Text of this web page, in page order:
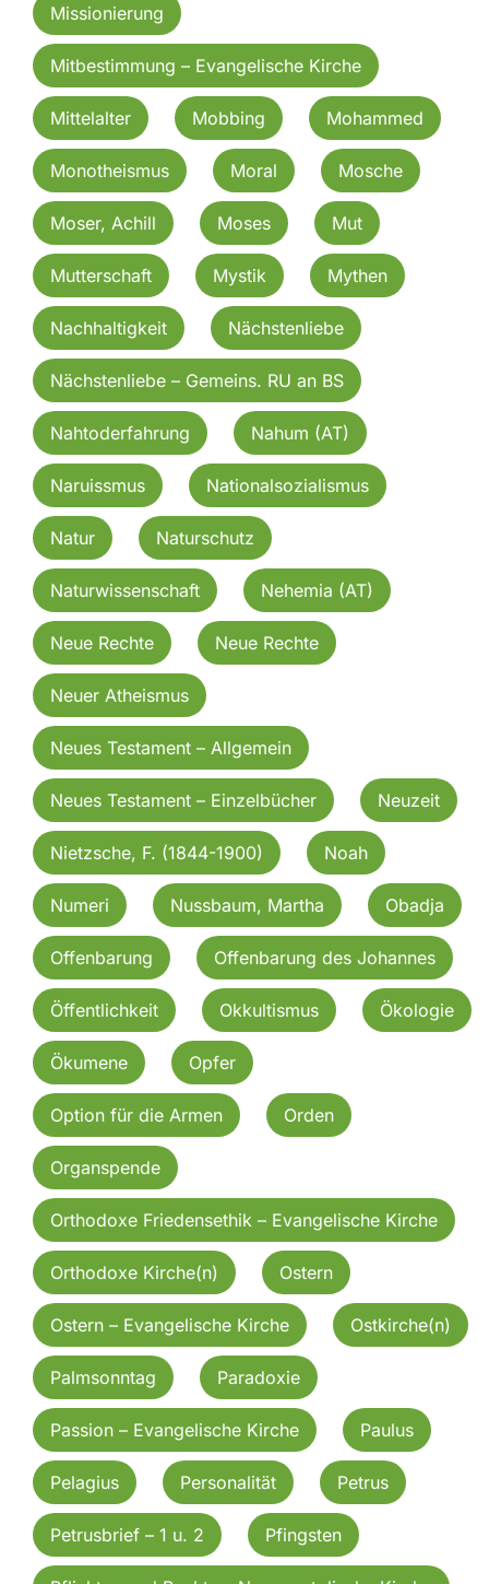
Missionierung
Mitbestimmung – Evangelische Kirche
Mittelalter Mobbing Mohammed
Monotheismus Moral Mosche
Moser, Achill Moses Mut
Mutterschaft Mystik Mythen
Nachhaltigkeit Nächstenliebe
Nächstenliebe – Gemeins. RU an BS
Nahtoderfahrung Nahum (AT)
Naruissmus Nationalsozialismus
Natur Naturschutz
Naturwissenschaft Nehemia (AT)
Neue Rechte Neue Rechte
Neuer Atheismus
Neues Testament – Allgemein
Neues Testament – Einzelbücher Neuzeit
Nietzsche, F. (1844-1900) Noah
Numeri Nussbaum, Martha Obadja
Offenbarung Offenbarung des Johannes
Öffentlichkeit Okkultismus Ökologie
Ökumene Opfer
Option für die Armen Orden
Organspende
Orthodoxe Friedensethik – Evangelische Kirche
Orthodoxe Kirche(n) Ostern
Ostern – Evangelische Kirche Ostkirche(n)
Palmsonntag Paradoxie
Passion – Evangelische Kirche Paulus
Pelagius Personalität Petrus
Petrusbrief – 1 u. 2 Pfingsten